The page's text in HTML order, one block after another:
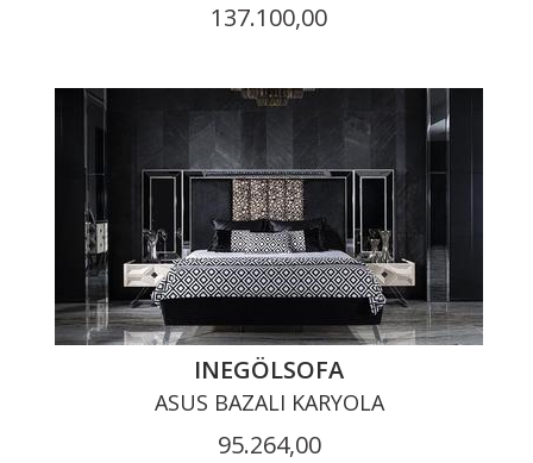
137.100,00
INEGÖLSOFA
ASUS BAZALI KARYOLA
95.264,00